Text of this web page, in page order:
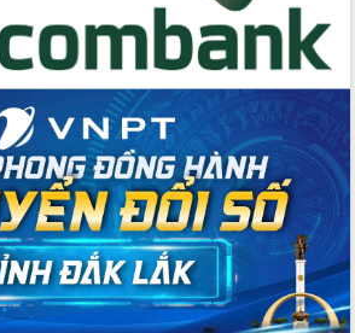
rộng
đại số
tác tổ
cử
–
2026”
Cử tri Đắk
vào lá
kiện cho
hội
kỳ